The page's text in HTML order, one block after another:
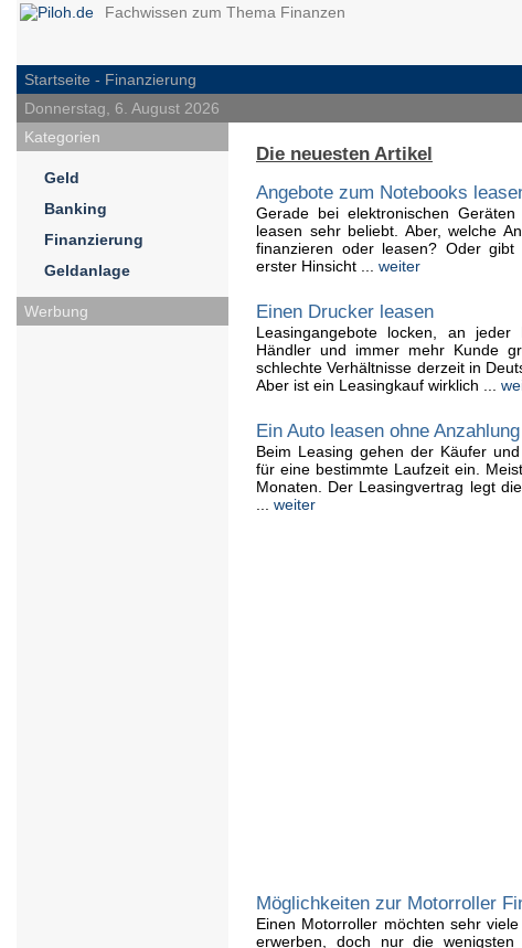
Fachwissen zum Thema Finanzen
Startseite - Finanzierung
Donnerstag, 6. August 2026
Kategorien
Geld
Banking
Finanzierung
Geldanlage
Werbung
Die neuesten Artikel
Angebote zum Notebooks
Gerade bei elektronischen
leasen sehr beliebt. Aber, welche
finanzieren oder leasen? Oder
erster Hinsicht ... weiter
Einen Drucker leasen
Leasingangebote locken, an
Händler und immer mehr Kunde
schlechte Verhältnisse derzeit in
Aber ist ein Leasingkauf wirklich ...
Ein Auto leasen ohne Anzahlung
Beim Leasing gehen der Käufer
für eine bestimmte Laufzeit ein.
Monaten. Der Leasingvertrag legt
weiter
Möglichkeiten zur Motorroller
Einen Motorroller möchten sehr
erwerben, doch nur die